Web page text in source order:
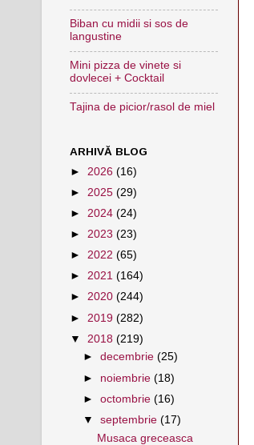
Biban cu midii si sos de
langustine
Mini pizza de vinete si
dovlecei + Cocktail
Tajina de picior/rasol de miel
ARHIVĂ BLOG
► 2026 (16)
► 2025 (29)
► 2024 (24)
► 2023 (23)
► 2022 (65)
► 2021 (164)
► 2020 (244)
► 2019 (282)
▼ 2018 (219)
►decembrie(25)
► noiembrie(18)
►octombrie(16)
▼septembrie(17)
Musaca greceasca